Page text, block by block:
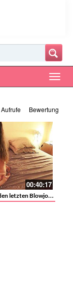
Aufrufe Bewertung
00:40:17
Ich gebe mir den letzten Blowjob und will das du in ihr abspritzt